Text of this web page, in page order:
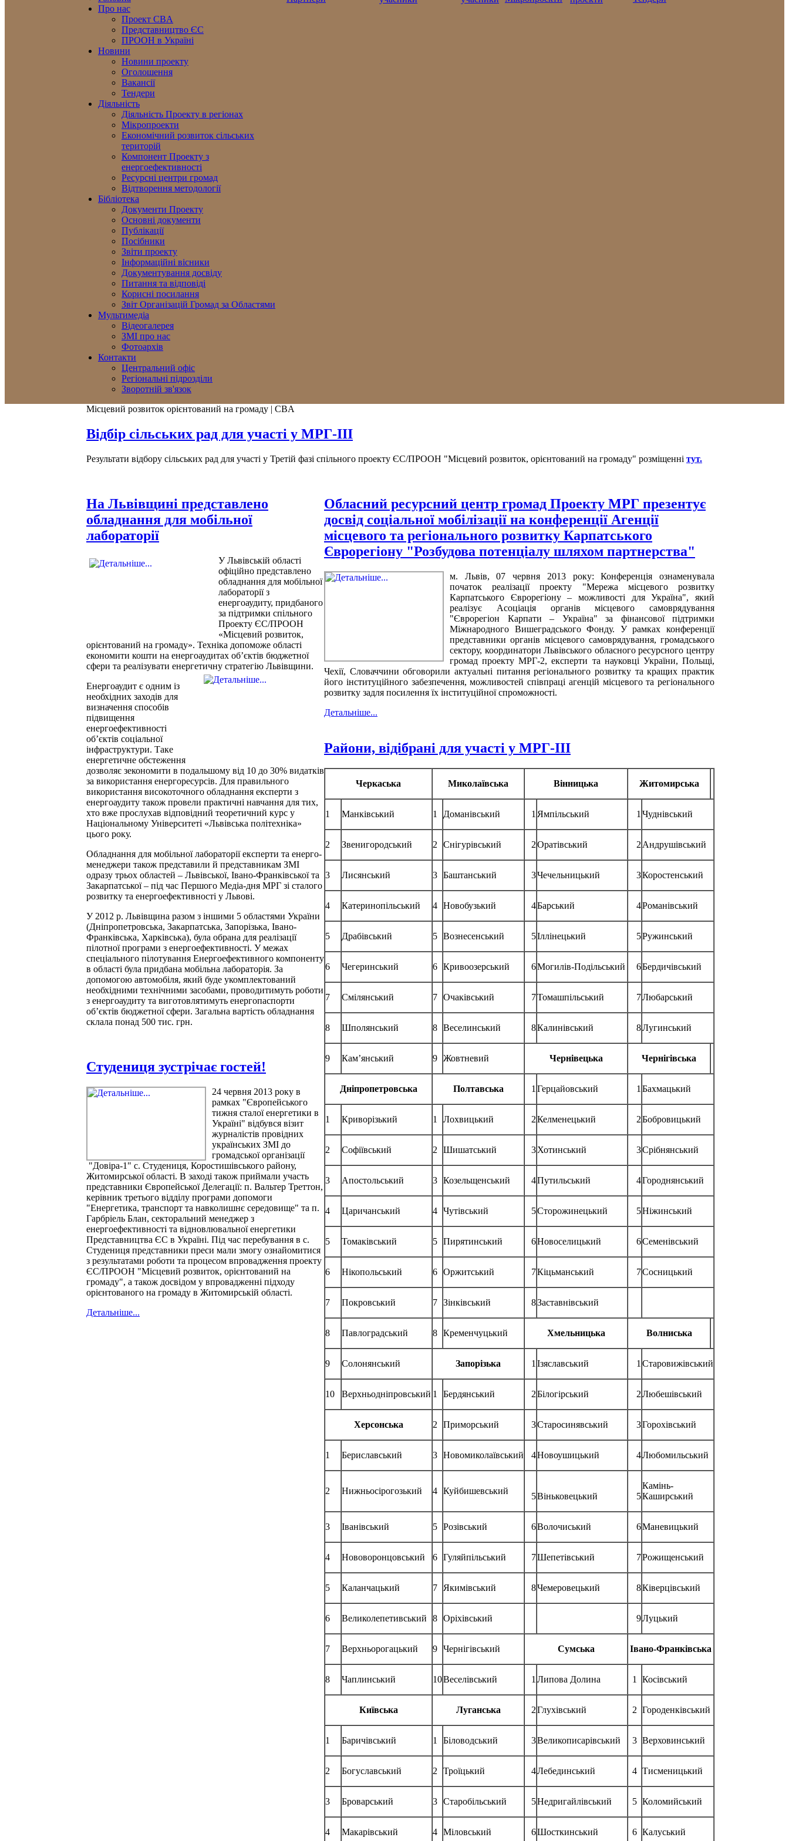
Про нас
Проект CBA
Представництво ЄС
ПРООН в Україні
Новини
Новини проекту
Оголошення
Вакансії
Тендери
Діяльність
Діяльність Проекту в регіонах
Мікропроекти
Економічний розвиток сільських
територій
Компонент Проекту з
енергоефективності
Ресурсні центри громад
Відтворення методології
Бібліотека
Документи Проекту
Основні документи
Публікації
Посібники
Звіти проекту
Інформаційні вісники
Документування досвіду
Питання та відповіді
Корисні посилання
Звіт Організацій Громад за Областями
Мультимедіа
Відеогалерея
ЗМІ про нас
Фотоархів
Контакти
Центральний офіс
Регіональні підрозділи
Зворотній зв'язок
Місцевий розвиток орієнтований на громаду | CBA
Відбір сільських рад для участі у МРГ-ІІІ
Результати відбору сільських рад для участі у Третій фазі спільного проекту ЄС/ПРООН "Місцевий розвиток, орієнтований на громаду" розміщенні тут.
На Львівщині представлено
обладнання для мобільної
лабораторії
У Львівській області
офіційно представлено
обладнання для мобільної
лабораторії з
енергоаудиту, придбаного
за підтримки спільного
Проекту ЄС/ПРООН
«Місцевий розвиток,
орієнтований на громаду». Техніка допоможе області
економити кошти на енергоаудитах об’єктів бюджетної
сфери та реалізувати енергетичну стратегію Львівщини.
Енергоаудит є одним із
необхідних заходів для
визначення способів
підвищення
енергоефективності
об’єктів соціальної
інфраструктури. Таке
енергетичне обстеження
дозволяє зекономити в подальшому від 10 до 30% видатків
за використання енергоресурсів. Для правильного
використання високоточного обладнання експерти з
енергоаудиту також провели практичні навчання для тих,
хто вже прослухав відповідний теоретичний курс у
Національному Університеті «Львівська політехніка»
цього року.
Обладнання для мобільної лабораторії експерти та енерго-
менеджери також представили й представникам ЗМІ
одразу трьох областей – Львівської, Івано-Франківської та
Закарпатської – під час Першого Медіа-дня МРГ зі сталого
розвитку та енергоефективності у Львові.
У 2012 р. Львівщина разом з іншими 5 областями України
(Дніпропетровська, Закарпатська, Запорізька, Івано-
Франківська, Харківська), була обрана для реалізації
пілотної програми з енергоефективності. У межах
спеціального пілотування Енергоефективного компоненту
в області була придбана мобільна лабораторія. За
допомогою автомобіля, який буде укомплектований
необхідними технічними засобами, проводитимуть роботи
з енергоаудиту та виготовлятимуть енергопаспорти
об’єктів бюджетної сфери. Загальна вартість обладнання
склала понад 500 тис. грн.
Студениця зустрічає гостей!
24 червня 2013 року в
рамках "Європейського
тижня сталої енергетики в
Україні" відбувся візит
журналістів провідних
українських ЗМІ до
громадської організації
"Довіра-1" с. Студениця, Коростишівського району,
Житомирської області. В заході також приймали участь
представники Європейської Делегації: п. Вальтер Треттон,
керівник третього відділу програми допомоги
"Енергетика, транспорт та навколишнє середовище" та п.
Гарбріель Блан, секторальний менеджер з
енергоефективності та відновлювальної енергетики
Представництва ЄС в Україні. Під час перебування в с.
Студениця представники преси мали змогу ознайомитися
з результатами роботи та процесом впровадження проекту
ЄС/ПРООН "Місцевий розвиток, орієнтований на
громаду", а також досвідом у впровадженні підходу
орієнтованого на громаду в Житомирській області.
Детальніше...
Обласний ресурсний центр громад Проекту МРГ презентує
досвід соціальної мобілізації на конференції Агенції
місцевого та регіонального розвитку Карпатського
Єврорегіону "Розбудова потенціалу шляхом партнерства"
м. Львів, 07 червня 2013 року: Конференція ознаменувала
початок реалізації проекту "Мережа місцевого розвитку
Карпатського Єврорегіону – можливості для Україна", який
реалізує Асоціація органів місцевого самоврядування
"Єврорегіон Карпати – Україна" за фінансової підтримки
Міжнародного Вишеградського Фонду. У рамках конференції
представники органів місцевого самоврядування, громадського
сектору, координатори Львівського обласного ресурсного центру
громад проекту МРГ-2, експерти та науковці України, Польщі,
Чехії, Словаччини обговорили актуальні питання регіонального розвитку та кращих практик
його інституційного забезпечення, можливостей співпраці агенцій місцевого та регіонального
розвитку задля посилення їх інституційної спроможності.
Детальніше...
Райони, відібрані для участі у МРГ-ІІІ
Черкаська Миколаївська Вінницька Житомирська
1 Манківський 1 Доманівський 1 Ямпільський 1 Чуднівський
2 Звенигородський 2 Снігурівський 2Оратівський 2 Андрушівський
3 Лисянський 3 Баштанський 3Чечельницький 3Коростенський
4 Катеринопільський 4 Новобузький 4Барський 4Романівський
5 Драбівський 5 Вознесенський 5Іллінецький 5Ружинський
6 Чегеринський 6 Кривоозерський 6Могилів-Подільський 6Бердичівський
7 Смілянський 7 Очаківський 7Томашпільський 7Любарський
8 Шполянський 8 Веселинський 8Калинівський 8Лугинський
9 Кам’янський 9 Жовтневий Чернівецька Чернігівська
Дніпропетровська Полтавська 1 Герцайовський 1 Бахмацький
1 Криворізький 1 Лохвицький 2Келменецький 2Бобровицький
2 Софіївський 2 Шишатський 3Хотинський 3Срібнянський
3 Апостольський 3 Козельщенський 4Путильський 4Городнянський
4 Царичанський 4 Чутівський 5Сторожинецький 5Ніжинський
5 Томаківський 5 Пирятинський 6Новоселицький 6Семенівський
6 Нікопольський 6 Оржитський 7Кіцьманський 7Сосницький
7 Покровський 7 Зінківський 8Заставнівський
8 Павлоградський 8 Кременчуцький Хмельницька Волниська
9 Солонянський Запорізька 1 Ізяславський 1 Старовижівський
10 Верхньодніпровський 1 Бердянський 2Білогірський 2Любешівський
Херсонська 2 Приморський 3Старосинявський 3Горохівський
1 Бериславський 3 Новомиколаївський 4Новоушицький 4Любомильський
2 Нижньосірогозький 4 Куйбишевський
5Віньковецький 5
Камінь-
Каширський
3 Іванівський 5 Розівський 6Волочиський 6Маневицький
4 Нововоронцовський 6 Гуляйпільський 7Шепетівський 7Рожищенський
5 Каланчацький 7 Якимівський 8Чемеровецький 8Ківерцівський
6 Великолепетивський 8 Оріхівський 9Луцький
7 Верхньорогацький 9 Чернігівський Сумська Івано-Франківська
8 Чаплинський 10Веселівський 1 Липова Долина 1 Косівський
Київська Луганська 2Глухівський 2 Городенківський
1 Баричівський 1 Біловодський 3Великописарівський 3 Верховинський
2 Богуславський 2 Троїцький 4Лебединський 4 Тисменицький
3 Броварський 3 Старобільський 5Недригайлівський 5 Коломийський
4 Макарівський 4 Міловський 6Шосткинський 6 Калуський